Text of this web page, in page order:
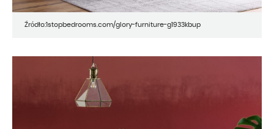
Źródło:1stopbedrooms.com/glory-furniture-g1933kbup